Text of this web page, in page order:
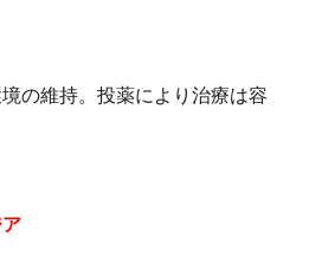
の維持。投薬により治療は容